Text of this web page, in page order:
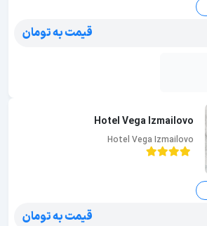
قیمت به تومان
Hotel Vega Izmailovo
Hotel Vega Izmailovo
قیمت به تومان